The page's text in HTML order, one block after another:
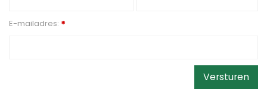
E-mailadres: *